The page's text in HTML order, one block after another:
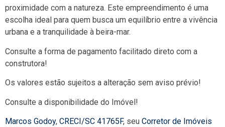
proximidade com a natureza. Este empreendimento é uma
escolha ideal para quem busca um equilíbrio entre a vivência
urbana e a tranquilidade à beira-mar.
Consulte a forma de pagamento facilitado direto com a
construtora!
Os valores estão sujeitos a alteração sem aviso prévio!
Consulte a disponibilidade do Imóvel!
Marcos Godoy, CRECI/SC 41765F, seu Corretor de Imóveis